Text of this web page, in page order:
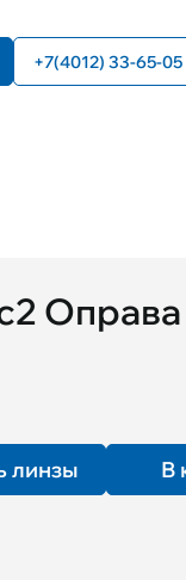
+7(4012) 33-65-05
Оправа
линзы В